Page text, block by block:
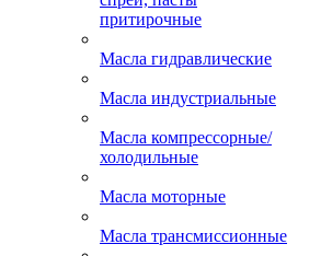
притирочные
Масла гидравлические
Масла индустриальные
Масла компрессорные/
холодильные
Масла моторные
Масла трансмиссионные